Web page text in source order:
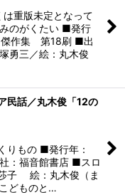
重版未定となって
のがくたい ■発行
作集 第18刷 ■出
勇三／絵：丸木俊
民話／丸木俊「12の
りもの ■発行年：
：福音館書店 ■スロ
子 絵：丸木俊（ま
どものと…